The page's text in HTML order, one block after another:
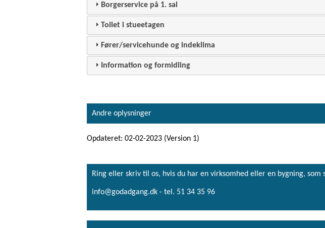
Borgerservice på 1. sal
Toilet i stueetagen
Fører/servicehunde og indeklima
Information og formidling
Andre oplysninger
Opdateret: 02-02-2023 (Version 1)
Ring eller skriv til os, hvis du har en virksomhed eller en bygning, som
info@godadgang.dk - tel. 51 34 35 96